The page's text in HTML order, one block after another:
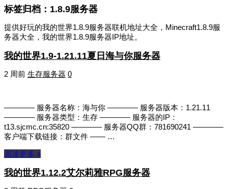
标签归档： 1.8.9服务器
提供好玩的我的世界1.8.9服务器联机地址大全，Minecraft1.8.9服
务器大全，我的世界1.8.9服务器IP地址。
我的世界1.9-1.21.11夏日海与你服务器
2 周前 生存服务器 0
———— 服务器名称：海与你 ———— 服务器版本：1.21.11
———— 服务器类型：生存 ———— 服务器的IP：
t13.sjcmc.cn:35820 ———— 服务器QQ群：781690241 ————
客户端下载链接：群文件 —— …
阅读更多 »
我的世界1.12.2艾尔莉雅RPG服务器